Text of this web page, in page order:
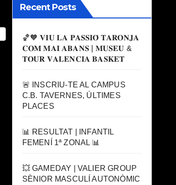
Recent Posts
🏀🧡 𝐕𝐈𝐔 𝐋𝐀 𝐏𝐀𝐒𝐒𝐈𝐎́ 𝐓𝐀𝐑𝐎𝐍𝐉𝐀
𝐂𝐎𝐌 𝐌𝐀𝐈 𝐀𝐁𝐀𝐍𝐒 | 𝐌𝐔𝐒𝐄𝐔 &
𝐓𝐎𝐔𝐑 𝐕𝐀𝐋𝐄𝐍𝐂𝐈𝐀 𝐁𝐀𝐒𝐊𝐄𝐓
🚨 INSCRIU-TE AL CAMPUS
C.B. TAVERNES, ÚLTIMES
PLACES
📊 RESULTAT | INFANTIL
FEMENÍ 1ª ZONAL 📊
💥 GAMEDAY | VALIER GROUP
SÈNIOR MASCULÍ AUTONÒMIC